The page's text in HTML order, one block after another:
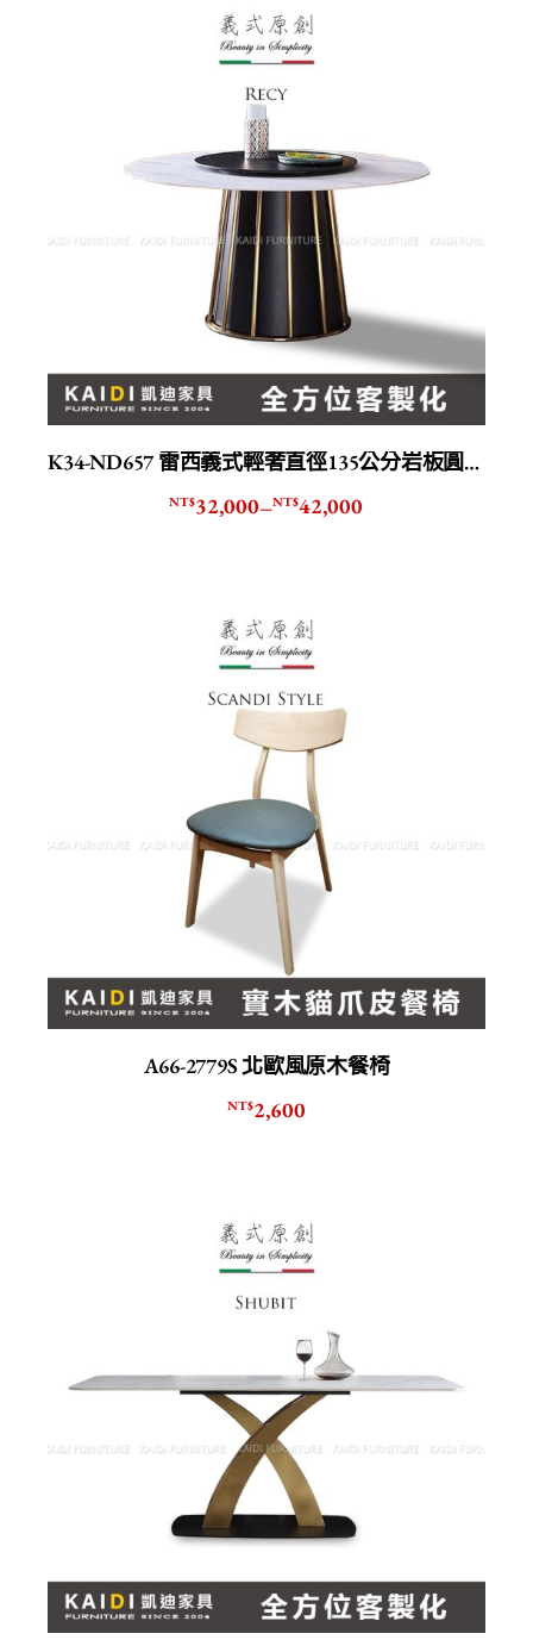
K34-ND657 雷西義式輕奢直徑135公分岩板圓桌/轉盤另售
NT$32,000–NT$42,000
A66-2779S 北歐風原木餐椅
NT$2,600